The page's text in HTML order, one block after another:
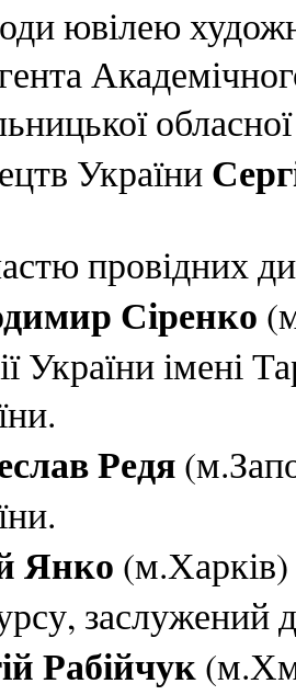
ювілею
України
провідних
Сіренко
України імені
Редя
Янко
заслужений
Рабійчук